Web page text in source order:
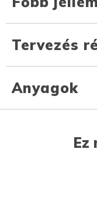
Tervezés
Anyagok
Ez